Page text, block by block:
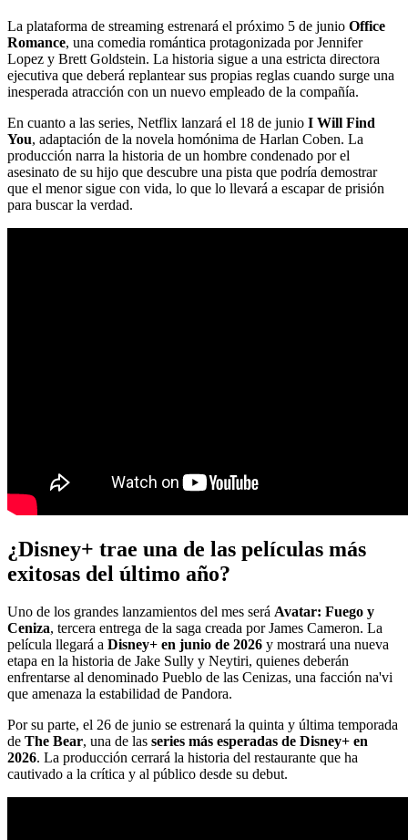
La plataforma de streaming estrenará el próximo 5 de junio Office
Romance, una comedia romántica protagonizada por Jennifer
Lopez y Brett Goldstein. La historia sigue a una estricta directora
ejecutiva que deberá replantear sus propias reglas cuando surge una
inesperada atracción con un nuevo empleado de la compañía.
En cuanto a las series, Netflix lanzará el 18 de junio I Will Find
You, adaptación de la novela homónima de Harlan Coben. La
producción narra la historia de un hombre condenado por el
asesinato de su hijo que descubre una pista que podría demostrar
que el menor sigue con vida, lo que lo llevará a escapar de prisión
para buscar la verdad.
¿Disney+ trae una de las películas más
exitosas del último año?
Uno de los grandes lanzamientos del mes será Avatar: Fuego y
Ceniza, tercera entrega de la saga creada por James Cameron. La
película llegará a Disney+ en junio de 2026 y mostrará una nueva
etapa en la historia de Jake Sully y Neytiri, quienes deberán
enfrentarse al denominado Pueblo de las Cenizas, una facción na'vi
que amenaza la estabilidad de Pandora.
Por su parte, el 26 de junio se estrenará la quinta y última temporada
de The Bear, una de las series más esperadas de Disney+ en
2026. La producción cerrará la historia del restaurante que ha
cautivado a la crítica y al público desde su debut.